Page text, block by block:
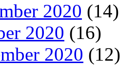
2020 (14)
2020 (16)
2020 (12)